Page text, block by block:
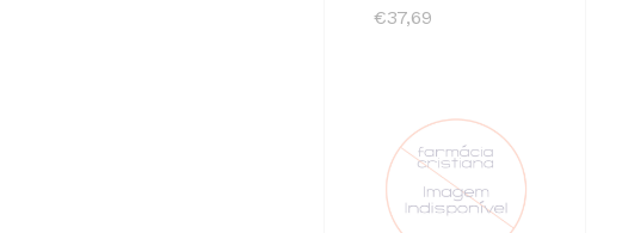
€37,69